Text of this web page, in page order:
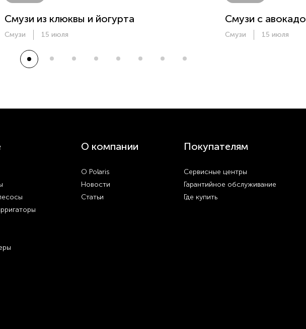
Смузи из клюквы и йогурта
Смузи 15 июля
Смузи с авокадо
Смузи 15 июля
О компании
О Polaris
Новости
Статьи
Покупателям
Сервисные центры
Гарантийное обслуживание
Где купить